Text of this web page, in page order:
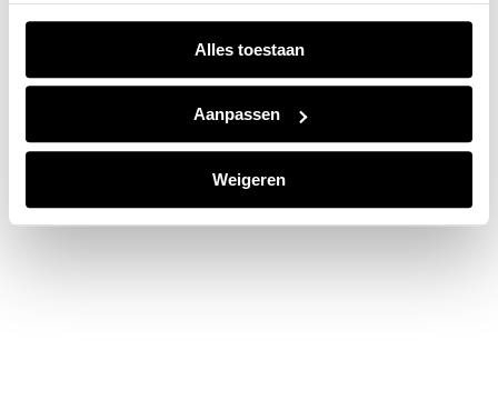
Alles toestaan
Aanpassen
Weigeren